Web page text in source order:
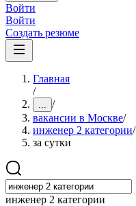
Войти
Войти
Создать резюме
Главная
/
... /
вакансии в Москве/
инженер 2 категории/
за сутки
инженер 2 категории